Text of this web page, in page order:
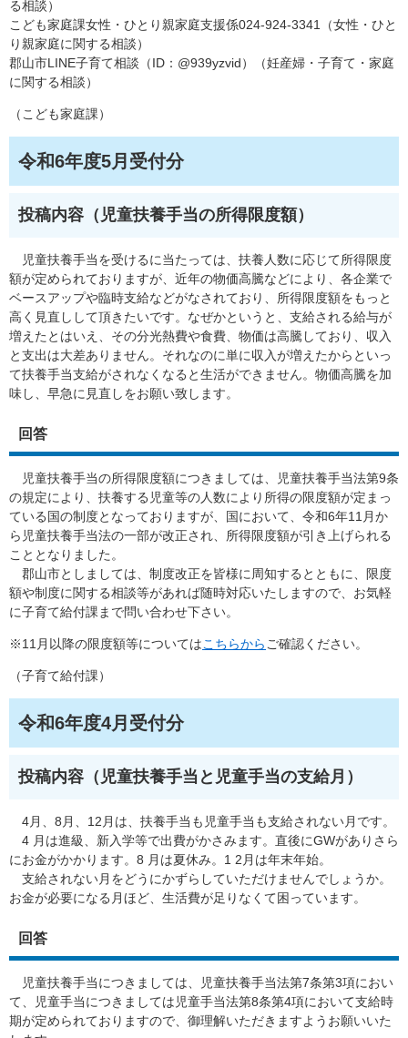
る相談）
こども家庭課女性・ひとり親家庭支援係024-924-3341（女性・ひと
り親家庭に関する相談）
郡山市LINE子育て相談（ID：@939yzvid）（妊産婦・子育て・家庭
に関する相談）
（こども家庭課）
令和6年度5月受付分
投稿内容（児童扶養手当の所得限度額）
児童扶養手当を受けるに当たっては、扶養人数に応じて所得限度
額が定められておりますが、近年の物価高騰などにより、各企業で
ベースアップや臨時支給などがなされており、所得限度額をもっと
高く見直しして頂きたいです。なぜかというと、支給される給与が
増えたとはいえ、その分光熱費や食費、物価は高騰しており、収入
と支出は大差ありません。それなのに単に収入が増えたからといっ
て扶養手当支給がされなくなると生活ができません。物価高騰を加
味し、早急に見直しをお願い致します。
回答
児童扶養手当の所得限度額につきましては、児童扶養手当法第9条
の規定により、扶養する児童等の人数により所得の限度額が定まっ
ている国の制度となっておりますが、国において、令和6年11月か
ら児童扶養手当法の一部が改正され、所得限度額が引き上げられる
こととなりました。
郡山市としましては、制度改正を皆様に周知するとともに、限度
額や制度に関する相談等があれば随時対応いたしますので、お気軽
に子育て給付課まで問い合わせ下さい。
※11月以降の限度額等についてはこちらからご確認ください。
（子育て給付課）
令和6年度4月受付分
投稿内容（児童扶養手当と児童手当の支給月）
4月、8月、12月は、扶養手当も児童手当も支給されない月です。
4 月は進級、新入学等で出費がかさみます。直後にGWがありさら
にお金がかかります。8 月は夏休み。1 2月は年末年始。
支給されない月をどうにかずらしていただけませんでしょうか。
お金が必要になる月ほど、生活費が足りなくて困っています。
回答
児童扶養手当につきましては、児童扶養手当法第7条第3項におい
て、児童手当につきましては児童手当法第8条第4項において支給時
期が定められておりますので、御理解いただきますようお願いいた